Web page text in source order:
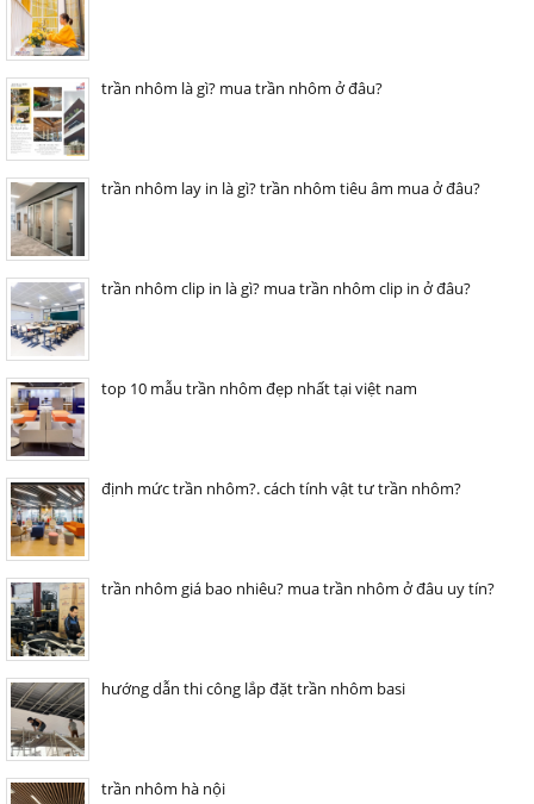
trần nhôm là gì? mua trần nhôm ở đâu?
trần nhôm lay in là gì? trần nhôm tiêu âm mua ở đâu?
trần nhôm clip in là gì? mua trần nhôm clip in ở đâu?
top 10 mẫu trần nhôm đẹp nhất tại việt nam
định mức trần nhôm?. cách tính vật tư trần nhôm?
trần nhôm giá bao nhiêu? mua trần nhôm ở đâu uy tín?
hướng dẫn thi công lắp đặt trần nhôm basi
trần nhôm hà nội